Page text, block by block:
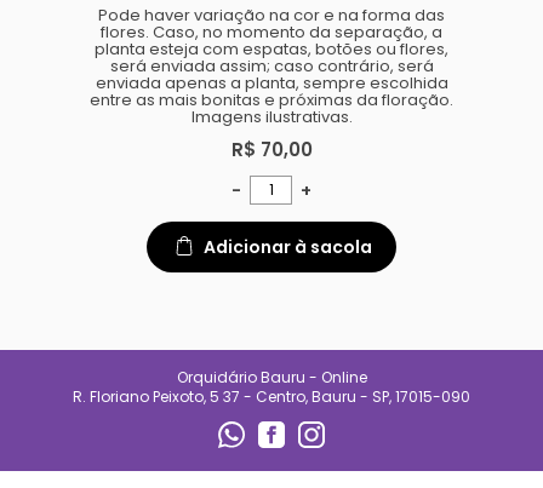
para quem está começando,
ajudando clientes a entender
necessidades de luz, rega e
manejo de cada espécie.
No Orquidário Bauru, cada
planta é tratada com respeito, e
cada cliente é recebido com
atenção. Nosso compromisso é
entregar qualidade, confiança e
uma experiência que incentive o
Pode haver variação na cor e na forma das
flores. Caso, no momento da separação, a
planta esteja com espatas, botões ou flores,
será enviada assim; caso contrário, será
enviada apenas a planta, sempre escolhida
entre as mais bonitas e próximas da floração.
Imagens ilustrativas.
R$ 70,00
- +
Adicionar à sacola
Orquidário Bauru - Online
R. Floriano Peixoto, 5 37 - Centro, Bauru - SP, 17015-090